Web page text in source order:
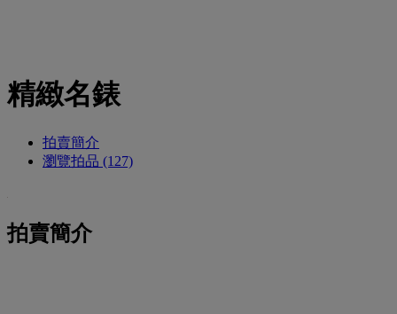
精緻名錶
拍賣簡介
瀏覽拍品 (127)
拍賣簡介